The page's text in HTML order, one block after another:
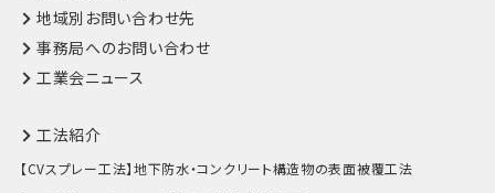
地域別お問い合わせ先
事務局へのお問い合わせ
工業会ニュース
工法紹介
【CVスプレー工法】地下防水・コンクリート構造物の表面被覆工法